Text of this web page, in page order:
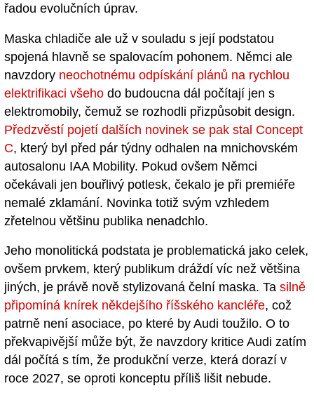
řadou evolučních úprav.
Maska chladiče ale už v souladu s její podstatou
spojená hlavně se spalovacím pohonem. Němci ale
navzdory neochotnému odpískání plánů na rychlou
elektrifikaci všeho do budoucna dál počítají jen s
elektromobily, čemuž se rozhodli přizpůsobit design.
Předzvěstí pojetí dalších novinek se pak stal Concept
C, který byl před pár týdny odhalen na mnichovském
autosalonu IAA Mobility. Pokud ovšem Němci
očekávali jen bouřlivý potlesk, čekalo je při premiéře
nemalé zklamání. Novinka totiž svým vzhledem
zřetelnou většinu publika nenadchlo.
Jeho monolitická podstata je problematická jako celek,
ovšem prvkem, který publikum dráždí víc než většina
jiných, je právě nově stylizovaná čelní maska. Ta silně
připomíná knírek někdejšího říšského kancléře, což
patrně není asociace, po které by Audi toužilo. O to
překvapivější může být, že navzdory kritice Audi zatím
dál počítá s tím, že produkční verze, která dorazí v
roce 2027, se oproti konceptu příliš lišit nebude.